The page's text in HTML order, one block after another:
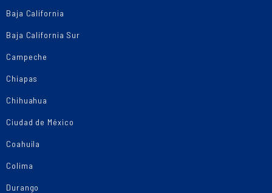
Baja California
Baja California Sur
Campeche
Chiapas
Chihuahua
Ciudad de México
Coahuila
Colima
Durango